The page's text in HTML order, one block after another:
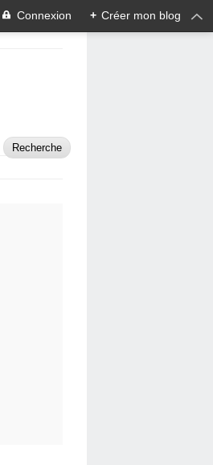
Connexion + Créer mon blog